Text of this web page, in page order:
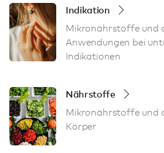
Indikation
Mikronährstoffe und
Anwendungen bei
Indikationen
Nährstoffe
Mikronährstoffe und
Körper